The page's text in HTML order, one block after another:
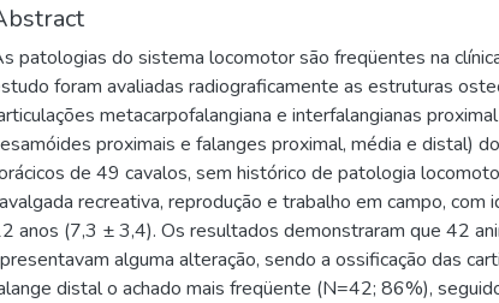
patologias do sistema locomotor são freqüentes na
foram avaliadas radiograficamente as estruturas
metacarpofalangiana e interfalangianas
proximais e falanges proximal, média e distal)
de 49 cavalos, sem histórico de patologia
recreativa, reprodução e trabalho em campo, com
anos (7,3 ± 3,4). Os resultados demonstraram que 42
alguma alteração, sendo a ossificação das
distal o achado mais freqüente (N=42; 86%),